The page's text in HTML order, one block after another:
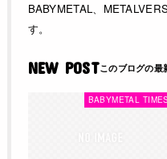
BABYMETAL、
す。
NEW POST
BABYMETAL